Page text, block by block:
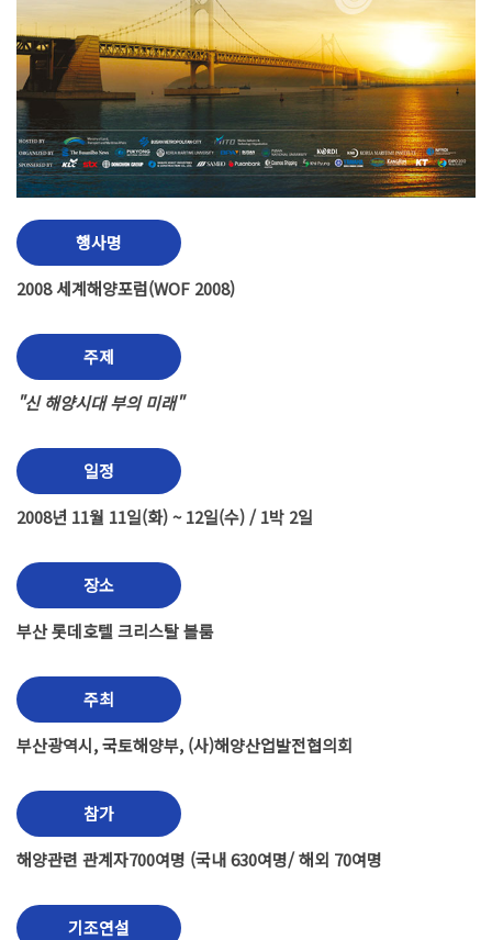
행사명
2008 세계해양포럼(WOF 2008)
주제
"신 해양시대 부의 미래"
일정
2008년 11월 11일(화) ~ 12일(수) / 1박 2일
장소
부산 롯데호텔 크리스탈 볼룸
주최
부산광역시, 국토해양부, (사)해양산업발전협의회
참가
해양관련 관계자700여명 (국내 630여명/ 해외 70여명
기조연설